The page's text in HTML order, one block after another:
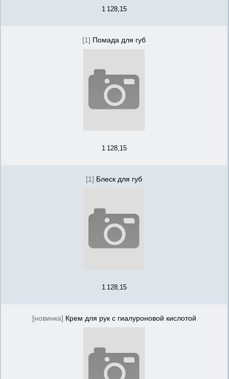
1 128,15
[1] Помада для губ
1 128,15
[1] Блеск для губ
1 128,15
[новинка] Крем для рук с гиалуроновой кислотой